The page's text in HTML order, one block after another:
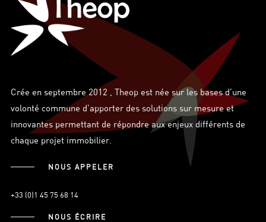
Crée en septembre 2012 , Theop est née sur les bases d’une
volonté commune d’apporter des solutions sur mesure et
innovantes permettant de répondre aux enjeux différents de
chaque projet immobilier.
NOUS APPELER
+33 (0)1 45 75 68 14
NOUS ÉCRIRE